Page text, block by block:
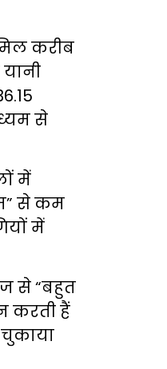
करीब
से
में
से कम
में
से “बहुत
करती हैं
चुकाया